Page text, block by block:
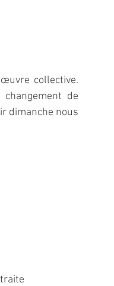
collective.
de
dimanche nous